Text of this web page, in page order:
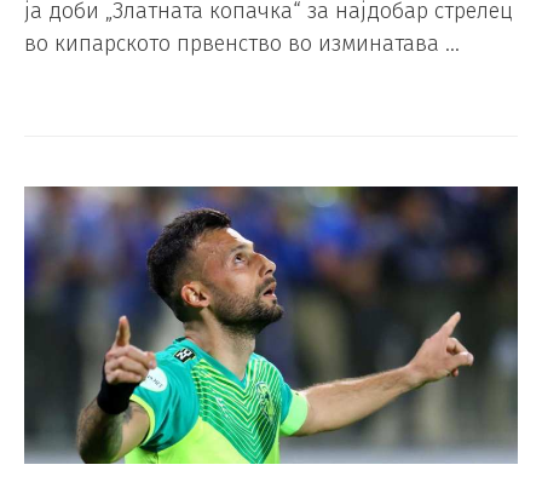
ја доби „Златната копачка“ за најдобар стрелец
во кипарското првенство во изминатава …